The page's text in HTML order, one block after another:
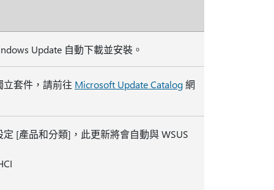
Update 自動下載並安裝。
套件，請前往 Microsoft Update Catalog網
[產品和分類]，此更新將會自動與 WSUS